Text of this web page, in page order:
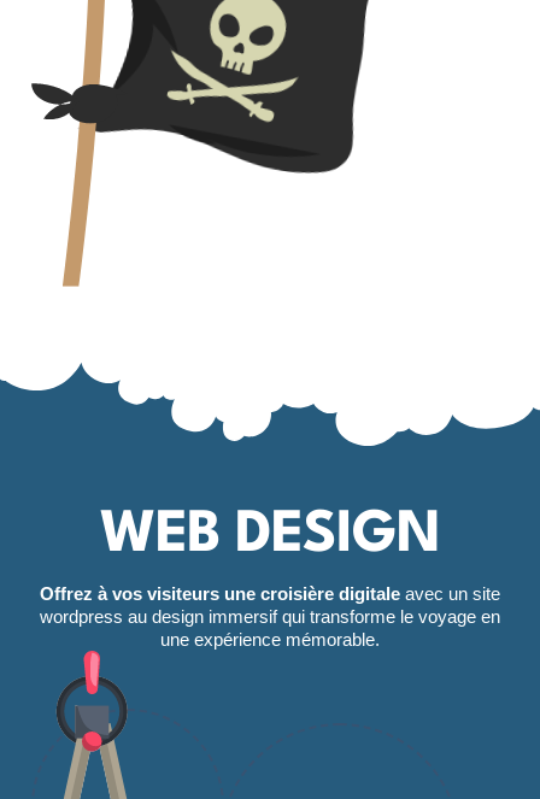
WEB DESIGN
Offrez à vos visiteurs une croisière digitale avec un site
wordpress au design immersif qui transforme le voyage en
une expérience mémorable.